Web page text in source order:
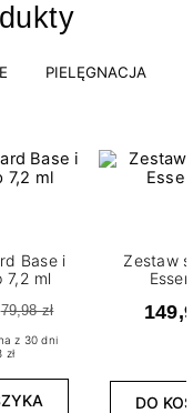
PIELĘGNACJA
Base i
7,2 ml
79,98 zł
z 30 dni
zł
Zestaw
DO